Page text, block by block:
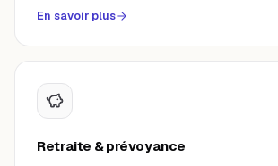
En savoir plus
Retraite & prévoyance